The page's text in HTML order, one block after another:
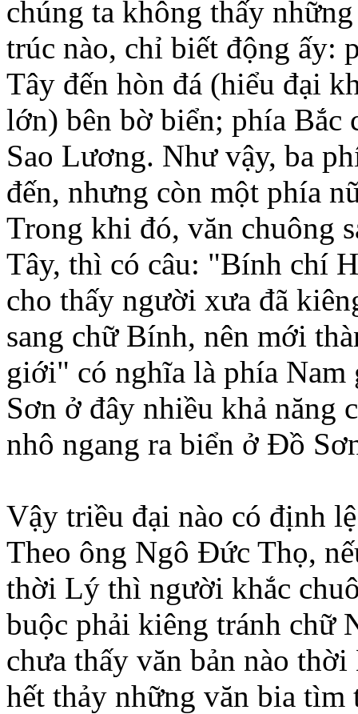
chúng ta không thấy
trúc nào, chỉ biết động ấy:
Tây đến hòn đá (hiểu đại
lớn) bên bờ biển; phía Bắc
Sao Lương. Như vậy, ba
đến, nhưng còn một phía
Trong khi đó, văn chuông
Tây, thì có câu: "Bính chí
cho thấy người xưa đã
sang chữ Bính, nên mới
giới" có nghĩa là phía Nam
Sơn ở đây nhiều khả năng
nhô ngang ra biển ở Đồ
Vậy triều đại nào có định
Theo ông Ngô Đức Thọ,
thời Lý thì người khắc
buộc phải kiêng tránh chữ
chưa thấy văn bản nào
hết thảy những văn bia tìm